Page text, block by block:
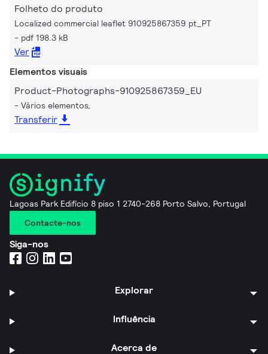
Folheto do produto
Localized commercial leaflet 910925867359 pt_PT
pdf 198.3 kB
Ver
Elementos visuais
Product-Photographs-910925867359_EU
Vários elementos,
Transferir
Lagoas Park Edifício 8 piso 1 2740-268 Porto Salvo, Portugal
Contacte-nos
Siga-nos
Explorar
Influência
Acerca de